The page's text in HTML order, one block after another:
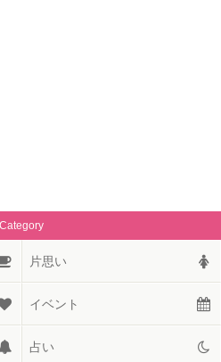
Category
片思い
イベント
占い